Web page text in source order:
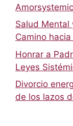
Salud Mental
Camino
Honrar a
Leyes
Divorcio
de los lazos